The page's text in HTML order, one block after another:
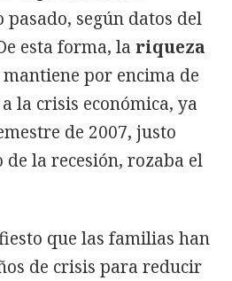
según datos del
esta forma, la riqueza
mantiene por encima de
la crisis económica, ya
de 2007, justo
de la recesión, rozaba el
que las familias han
de crisis para reducir